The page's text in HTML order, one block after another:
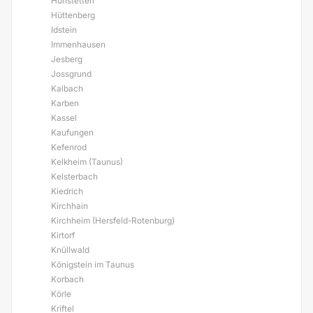
Hüttenberg
Idstein
Immenhausen
Jesberg
Jossgrund
Kalbach
Karben
Kassel
Kaufungen
Kefenrod
Kelkheim (Taunus)
Kelsterbach
Kiedrich
Kirchhain
Kirchheim (Hersfeld-Rotenburg)
Kirtorf
Knüllwald
Königstein im Taunus
Korbach
Körle
Kriftel